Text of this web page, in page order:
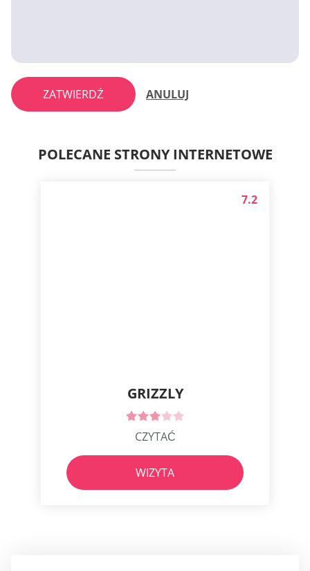
ZATWIERDŹ ANULUJ
POLECANE STRONY INTERNETOWE
GRIZZLY
7.2
CZYTAĆ
WIZYTA